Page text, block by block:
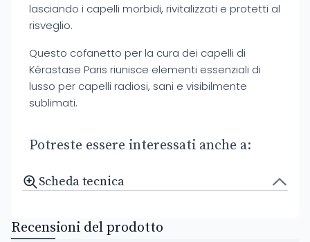
lasciando i capelli morbidi, rivitalizzati e protetti al
risveglio.
Questo cofanetto per la cura dei capelli di
Kérastase Paris riunisce elementi essenziali di
lusso per capelli radiosi, sani e visibilmente
sublimati.
Potreste essere interessati anche a:
Scheda tecnica
Recensioni del prodotto